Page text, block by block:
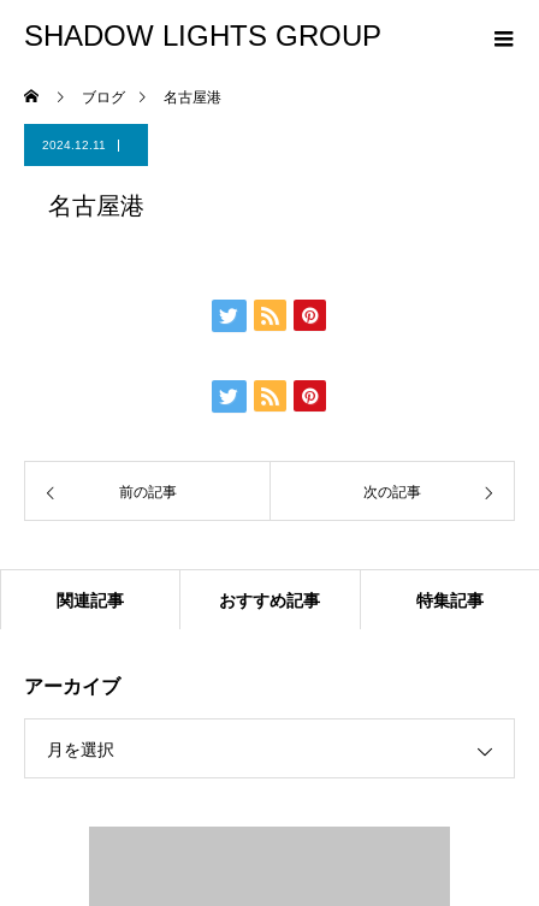
SHADOW LIGHTS GROUP
ブログ 名古屋港
2024.12.11
名古屋港
前の記事 次の記事
関連記事 おすすめ記事 特集記事
アーカイブ
月を選択